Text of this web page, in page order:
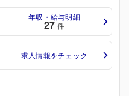
年収・給与明細
27 件
求人情報をチェック